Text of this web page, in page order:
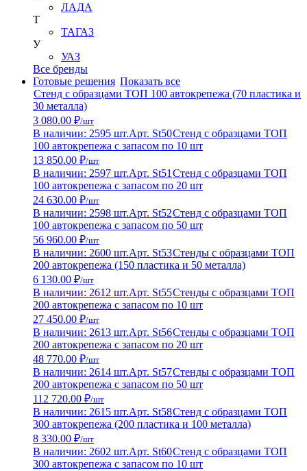
ЛАДА
Т
ТАГАЗ
У
УАЗ
Все бренды
Готовые решения Показать все
Стенд с образцами ТОП 100 автокрепежа (70 пластика и
30 металла)
3 080.00 ₽/шт
В наличии: 2595 шт.Арт. St50Стенд с образцами ТОП
100 автокрепежа с запасом по 10 шт
13 850.00 ₽/шт
В наличии: 2597 шт.Арт. St51 Стенд с образцами ТОП
100 автокрепежа с запасом по 20 шт
24 630.00 ₽/шт
В наличии: 2598 шт.Арт. St52Стенд с образцами ТОП
100 автокрепежа с запасом по 50 шт
56 960.00 ₽/шт
В наличии: 2600 шт.Арт. St53Стенды с образцами ТОП
200 автокрепежа (150 пластика и 50 металла)
6 130.00 ₽/шт
В наличии: 2612 шт.Арт. St55Стенды с образцами ТОП
200 автокрепежа с запасом по 10 шт
27 450.00 ₽/шт
В наличии: 2613 шт.Арт. St56Стенды с образцами ТОП
200 автокрепежа с запасом по 20 шт
48 770.00 ₽/шт
В наличии: 2614 шт.Арт. St57Стенды с образцами ТОП
200 автокрепежа с запасом по 50 шт
112 720.00 ₽/шт
В наличии: 2615 шт.Арт. St58Стенд с образцами ТОП
300 автокрепежа (200 пластика и 100 металла)
8 330.00 ₽/шт
В наличии: 2602 шт.Арт. St60Стенд с образцами ТОП
300 автокрепежа с запасом по 10 шт